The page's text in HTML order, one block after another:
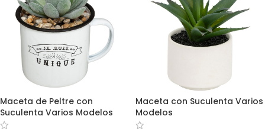
Maceta de Peltre con
Suculenta Varios Modelos
Maceta con Suculenta Varios
Modelos